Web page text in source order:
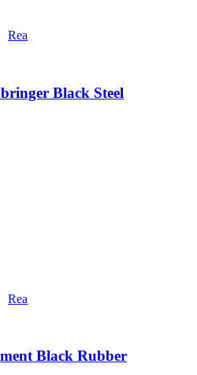
Rea
Black Steel
Rea
Black Rubber